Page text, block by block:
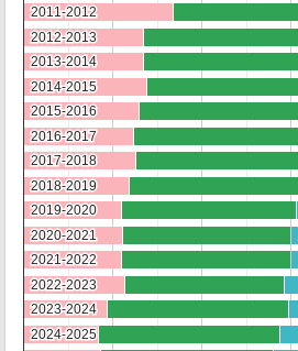
2011-2012
2011-2012
2012-2013
2012-2013
2013-2014
2013-2014
2014-2015
2014-2015
2015-2016
2015-2016
2016-2017
2016-2017
2017-2018
2017-2018
2018-2019
2018-2019
2019-2020
2019-2020
2020-2021
2020-2021
2021-2022
2021-2022
2022-2023
2022-2023
2023-2024
2023-2024
2024-2025
2024-2025